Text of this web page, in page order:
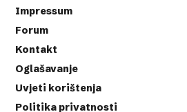
Impressum
Forum
Kontakt
Oglašavanje
Uvjeti korištenja
Politika privatnosti